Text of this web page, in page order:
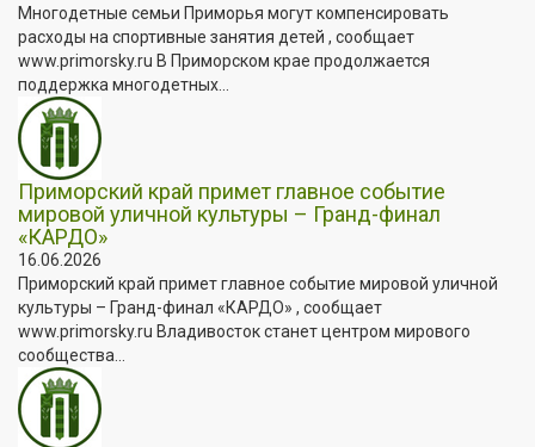
Многодетные семьи Приморья могут компенсировать
расходы на спортивные занятия детей , сообщает
www.primorsky.ru В Приморском крае продолжается
поддержка многодетных...
Приморский край примет главное событие
мировой уличной культуры – Гранд-финал
«КАРДО»
16.06.2026
Приморский край примет главное событие мировой уличной
культуры – Гранд-финал «КАРДО» , сообщает
www.primorsky.ru Владивосток станет центром мирового
сообщества...